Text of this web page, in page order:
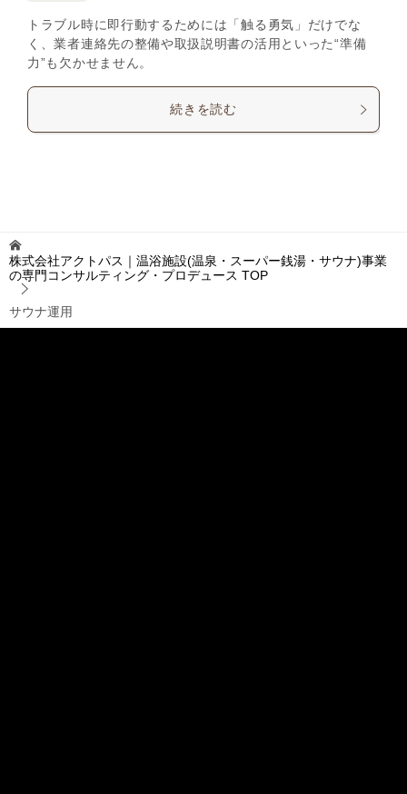
トラブル時に即行動するためには「触る勇気」だけでな
く、業者連絡先の整備や取扱説明書の活用といった“準備
力”も欠かせません。
続きを読む
株式会社アクトパス｜温浴施設(温泉・スーパー銭湯・サウナ)事業
の専門コンサルティング・プロデュース TOP
サウナ運用